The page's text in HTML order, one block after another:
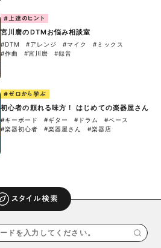
#上達のヒント
宮川麿のDTMお悩み相談室
#DTM #アレンジ #マイク
#ミックス
#作曲
#宮川麿 #録音
#ゼロから学ぶ
初心者の頼れる味方！ はじめての楽器屋さん
#キーボード #ギター #ドラム
#ベース
#楽器初心者
#楽器屋さん #楽器店
スタイル検索